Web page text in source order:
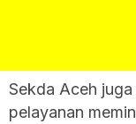
Sekda Aceh
pelayanan